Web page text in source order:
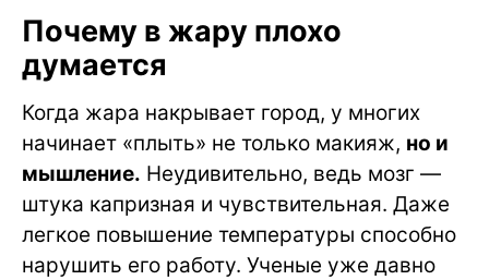
Почему в жару плохо
думается
Когда жара накрывает город, у многих
начинает «плыть» не только макияж, но и
мышление. Неудивительно, ведь мозг —
штука капризная и чувствительная. Даже
легкое повышение температуры способно
нарушить его работу. Ученые уже давно